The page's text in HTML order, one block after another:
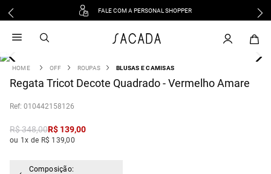
FALE COM A PERSONAL SHOPPER
OFF ROUPAS BLUSAS E CAMISAS
Regata Tricot Decote Quadrado - Vermelho Amare
: 010442158126
R$348,00R$ 139,00
ou 1x de R$ 139,00
Composição:
vestido
3 º blusa
º tricot
º macacão
jeans